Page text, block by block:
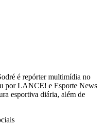
é repórter multimídia no
por LANCE! e Esporte News
esportiva diária, além de